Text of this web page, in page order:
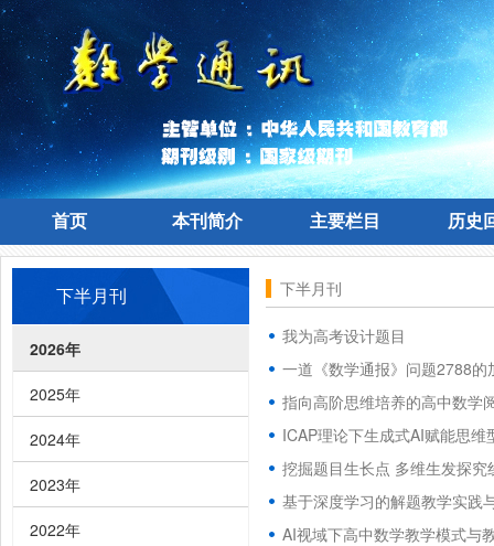
首页
首页
本刊简介
本刊简介
主要栏目 历史
下半月刊
2026年
2025年
2024年
2023年
2022年
下半月刊
我为高考设计题目
一道《数学通报》问题2788的
指向高阶思维培养的高中数学
ICAP理论下生成式AI赋能思维
挖掘题目生长点 多维生发探究
基于深度学习的解题教学实践
AI视域下高中数学教学模式与